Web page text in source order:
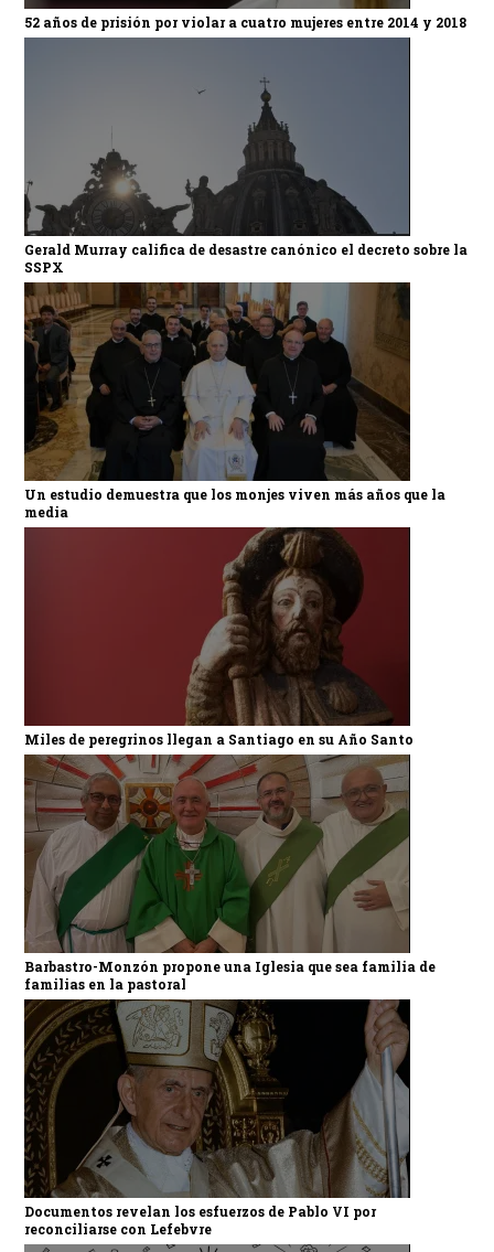
52 años de prisión por violar a cuatro mujeres entre 2014 y 2018
Gerald Murray califica de desastre canónico el decreto sobre la
SSPX
Un estudio demuestra que los monjes viven más años que la
media
Miles de peregrinos llegan a Santiago en su Año Santo
Barbastro-Monzón propone una Iglesia que sea familia de
familias en la pastoral
Documentos revelan los esfuerzos de Pablo VI por
reconciliarse con Lefebvre